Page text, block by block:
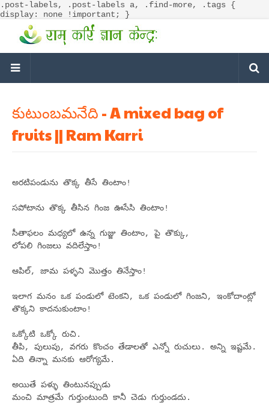
.post-labels, .post-labels a, .find-more, .tags {
display: none !important; }
కుటుంబమనేది - A mixed bag of
fruits || Ram Karri
అరటిపండును తొక్క తీసే తింటాం!
సపోటాను తొక్క తీసిన గింజ ఊసేసి తింటాం!
సీతాఫలం మధ్యలో ఉన్న గుజ్జు తింటాం, పై తొక్కు,
లోపలి గింజలు వదిలేస్తాం!
ఆపిల్, జామ పళ్ళని మొత్తం తినేస్తాం!
ఇలాగ మనం ఒక పండులో టెంకని, ఒక పండులో గింజని, ఇంకోదాంట్లో
తొక్కని కాదనుకుంటాం!
ఒక్కోటి ఒక్కో రుచి.
తీపి, పులుపు, వగరు కొంచం తేడాలతో ఎన్నో రుచులు. అన్ని ఇష్టమే.
ఏది తిన్నా మనకు ఆరోగ్యమే.
అయితే పళ్ళు తింటునప్పుడు
మంచి మాత్రమే గుర్తుంటుంది కానీ చెడు గుర్తుండదు.